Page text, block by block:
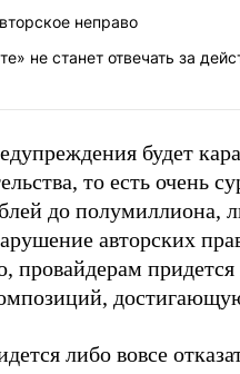
неправо
не станет отвечать за
будет
то есть очень
до полумиллиона,
авторских
провайдерам придется
либо вовсе